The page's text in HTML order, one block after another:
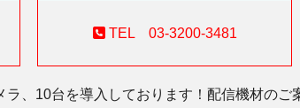
TEL 03-3200-3481
ラ、10台を導入しております！配信機材のご